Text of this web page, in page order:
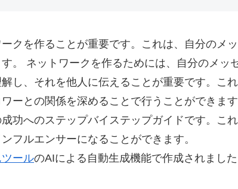
クを作ることが重要です。これは、自分のメ
。 ネットワークを作るためには、自分のメッ
し、それを他人に伝えることが重要です。こ
ーとの関係を深めることで行うことができま
功へのステップバイステップガイドです。こ
フルエンサーになることができます。
ールのAIによる自動生成機能で作成されました